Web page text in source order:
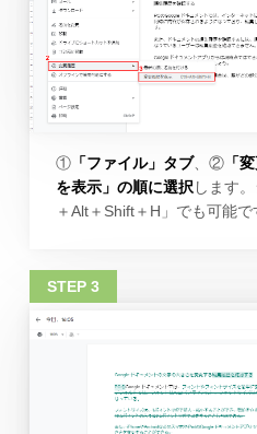
①「ファイル」タブ、②「変
を表示」の順に選択 します
＋Alt＋Shift＋H」でも可能で